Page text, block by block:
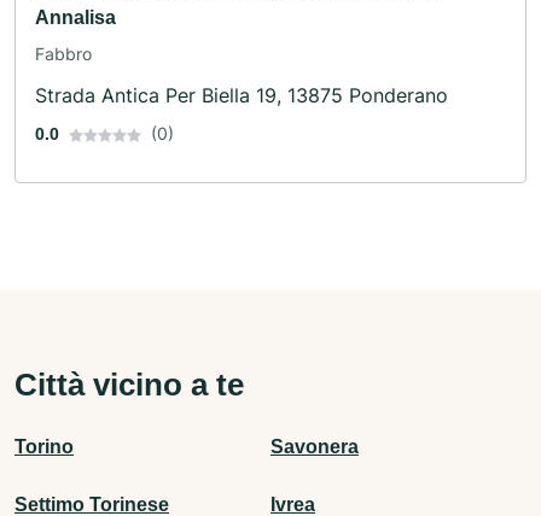
Annalisa
Fabbro
Strada Antica Per Biella 19, 13875 Ponderano
0.0 (0)
Città vicino a te
Torino Savonera
Settimo Torinese Ivrea